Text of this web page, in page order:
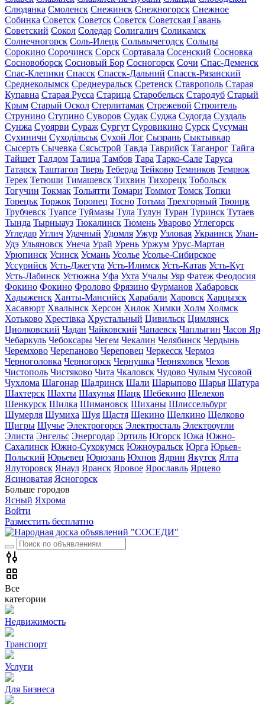
Слюдянка Смоленск Снежинск Снежногорск Снежное
Собинка Советск Советск Советск Советская Гавань
Советский Сокол Соледар Солигалич Соликамск
Солнечногорск Соль-Илецк Сольвычегодск Сольцы
Сорокино Сорочинск Сорск Сортавала Сосенский Сосновка
Сосновоборск Сосновый Бор Сосногорск Сочи Спас-Деменск
Спас-Клепики Спасск Спасск-Дальний Спасск-Рязанский
Среднеколымск Среднеуральск Сретенск Ставрополь Старая
Купавна Старая Русса Старица Старобельск Стародуб Старый
Крым Старый Оскол Стерлитамак Стрежевой Строитель
Струнино Ступино Суворов Судак Суджа Судогда Суздаль
Сунжа Суоярви Сураж Сургут Суровикино Сурск Сусуман
Сухиничи Суходільськ Сухой Лог Сызрань Сыктывкар
Сысерть Сычевка Сясьстрой Тавда Таврийск Таганрог Тайга
Тайшет Талдом Талица Тамбов Тара Тарко-Сале Таруса
Татарск Таштагол Тверь Теберда Тейково Темников Темрюк
Терек Тетюши Тимашевск Тихвин Тихорецк Тобольск
Тогучин Токмак Тольятти Томари Томмот Томск Топки
Торецьк Торжок Торопец Тосно Тотьма Трехгорный Троицк
Трубчевск Туапсе Туймазы Тула Тулун Туран Туринск Тутаев
Тында Тырныауз Тюкалинск Тюмень Уварово Углегорск
Угледар Углич Удачный Удомля Ужур Узловая Украинск Улан-
Удэ Ульяновск Унеча Урай Урень Уржум Урус-Мартан
Урюпинск Усинск Усмань Усолье Усолье-Сибирское
Уссурийск Усть-Джегута Усть-Илимск Усть-Катав Усть-Кут
Усть-Лабинск Устюжна Уфа Ухта Учалы Уяр Фатеж Феодосия
Фокино Фокино Фролово Фрязино Фурманов Хабаровск
Хадыженск Ханты-Мансийск Харабали Харовск Харцызск
Хасавюрт Хвалынск Херсон Хилок Химки Холм Холмск
Хотьково Хрестівка Хрустальный Цивильск Цимлянск
Циолковский Чадан Чайковский Чапаевск Чаплыгин Часов Яр
Чебаркуль Чебоксары Чегем Чекалин Челябинск Чердынь
Черемхово Черепаново Череповец Черкесск Чермоз
Черноголовка Черногорск Чернушка Черняховск Чехов
Чистополь Чистяково Чита Чкаловск Чудово Чулым Чусовой
Чухлома Шагонар Шадринск Шали Шарыпово Шарья Шатура
Шахтерск Шахты Шахунья Шацк Шебекино Шелехов
Шенкурск Шилка Шимановск Шиханы Шлиссельбург
Шумерля Шумиха Шуя Щастя Щекино Щелкино Щелково
Щигры Щучье Электрогорск Электросталь Электроугли
Элиста Энгельс Энергодар Эртиль Югорск Южа Южно-
Сахалинск Южно-Сухокумск Южноуральск Юрга Юрьев-
Польский Юрьевец Юрюзань Юхнов Ядрин Якутск Ялта
Ялуторовск Янаул Яранск Яровое Ярославль Ярцево
Ясиноватая Ясногорск
Больше городов
Ясный Яхрома
Войти
Разместить бесплатно
Все
категории
Недвижимость
Транспорт
Услуги
Для Бизнеса